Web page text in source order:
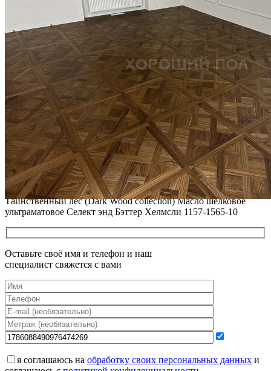
покрытые маслом и твердым воском. Системы для локального
ремонта и восстановления
Читать полностью
02.02.2026
ПОЛЫ, ПОКРЫТЫЕ МАСЛОМ. РЕСТАВРАЦИЯ
НЕБОЛЬШИХ ПОТЕРТОСТЕЙ
Читать полностью
12.01.2026
РЕСТАВРАЦИЯ НЕБОЛЬШИХ ВМЯТИН НА ПАРКЕТЕ.
ПОЛЫ, ПОКРЫТЫЕ МАСЛОМ И ТВЕРДЫМ ВОСКОМ
Читать полностью
12.01.2026
Все новости о Coswick
Модульный паркет COSWICK Дуб Корица (Cinnamon)
Таинственный лес (Dark Wood collection) Масло шелковое
ультраматовое Селект энд Бэттер Хелмсли 1157-1565-10
Оставьте своё имя и телефон и наш
специалист свяжется с вами
я соглашаюсь на обработку своих персональных данных и